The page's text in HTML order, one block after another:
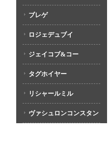
ブレゲ
ロジェデュブイ
ジェイコブ&コー
タグホイヤー
リシャールミル
ヴァシュロンコンスタン